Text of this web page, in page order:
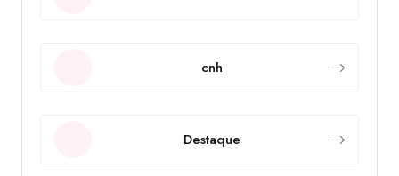
cnh
Destaque